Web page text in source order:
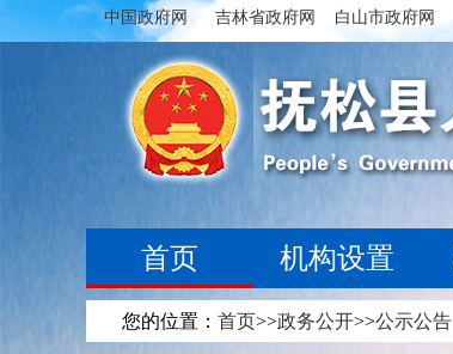
中国政府网 吉林省政府网 白山市政府网
首页 机构设置
您的位置： 首页>>政务公开>>公示公告